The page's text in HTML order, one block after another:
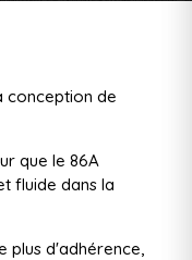
conception de
que le 86A
fluide dans la
plus d'adhérence,